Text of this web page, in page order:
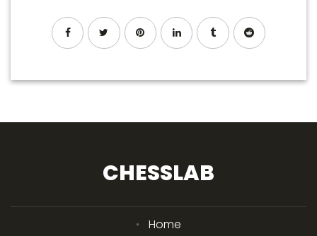
CHESSLAB
Home